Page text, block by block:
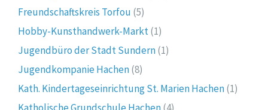
Freundschaftskreis Torfou (5)
Hobby-Kunsthandwerk-Markt(1)
Jugendbüro der Stadt Sundern(1)
Jugendkompanie Hachen(8)
Kath. Kindertageseinrichtung St. Marien Hachen(1)